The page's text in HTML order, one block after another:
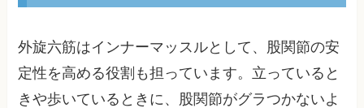
外旋六筋はインナーマッスルとして、股関節の安
定性を高める役割も担っています。立っていると
きや歩いているときに、股関節がグラつかないよ